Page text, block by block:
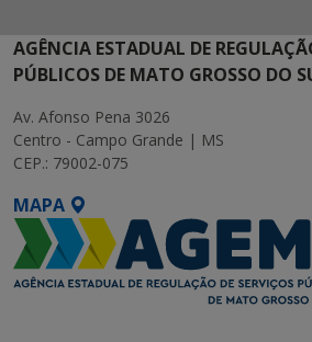
AGÊNCIA ESTADUAL DE
PÚBLICOS DE MATO GROSSO DO
Av. Afonso Pena 3026
Centro - Campo Grande | MS
CEP.: 79002-075
MAPA